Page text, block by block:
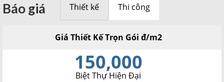
Báo giá Thiết kế Thi công
Giá Thiết Kế Trọn Gói đ/m2
150,000
Biệt Thự Hiện Đại